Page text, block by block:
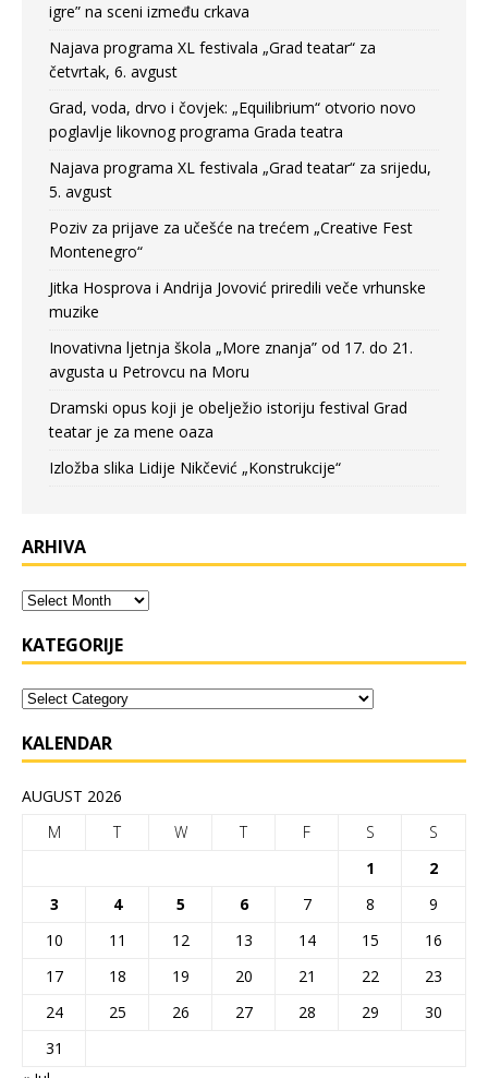
igre” na sceni između crkava
Najava programa XL festivala „Grad teatar“ za
četvrtak, 6. avgust
Grad, voda, drvo i čovjek: „Equilibrium“ otvorio novo
poglavlje likovnog programa Grada teatra
Najava programa XL festivala „Grad teatar“ za srijedu,
5. avgust
Poziv za prijave za učešće na trećem „Creative Fest
Montenegro“
Jitka Hosprova i Andrija Jovović priredili veče vrhunske
muzike
Inovativna ljetnja škola „More znanja” od 17. do 21.
avgusta u Petrovcu na Moru
Dramski opus koji je obelježio istoriju festival Grad
teatar je za mene oaza
Izložba slika Lidije Nikčević „Konstrukcije“
ARHIVA
KATEGORIJE
KALENDAR
AUGUST 2026
M
T W T F S
S
1
2
3
4 5 6 7 8
9
10
11 12 13 14 15
16
17
18 19 20 21 22
23
24
25 26 27 28 29
30
31